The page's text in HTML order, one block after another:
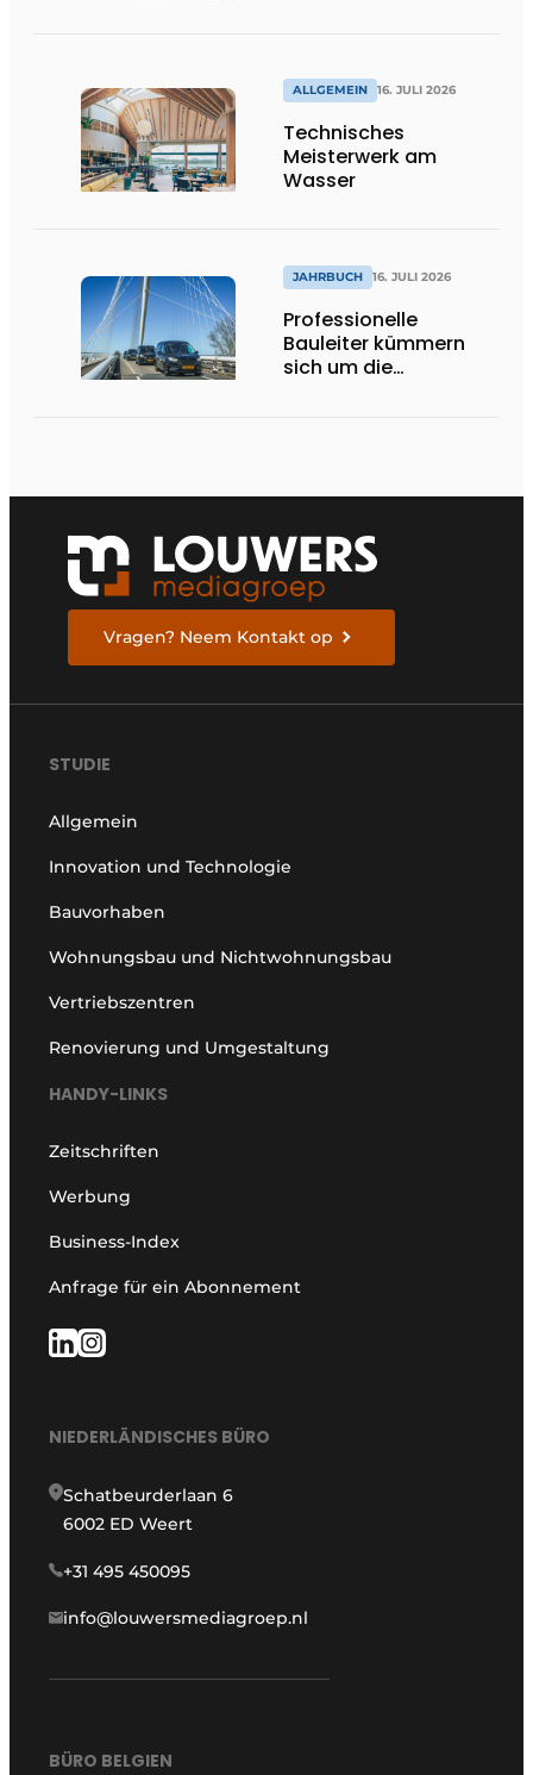
ALLGEMEIN 16. JULI 2026
Technisches
Meisterwerk am
Wasser
JAHRBUCH 16. JULI 2026
Professionelle
Bauleiter kümmern
sich um die
Vragen? Neem Kontakt op
STUDIE
Allgemein
Innovation und Technologie
Bauvorhaben
Wohnungsbau und Nichtwohnungsbau
Vertriebszentren
Renovierung und Umgestaltung
HANDY-LINKS
Zeitschriften
Werbung
Business-Index
Anfrage für ein Abonnement
NIEDERLÄNDISCHES BÜRO
Schatbeurderlaan 6
6002 ED Weert
+31 495 450095
info@louwersmediagroep.nl
BÜRO BELGIEN